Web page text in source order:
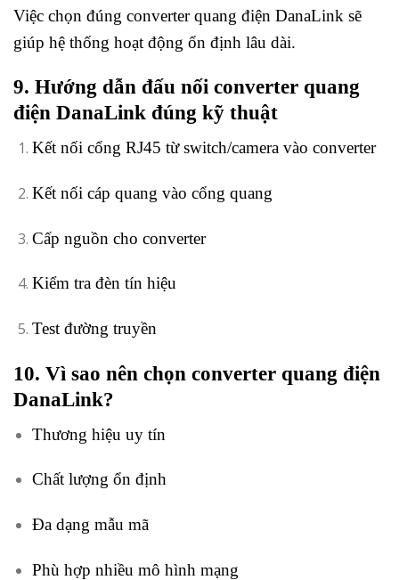
Việc chọn đúng converter quang điện DanaLink sẽ
giúp hệ thống hoạt động ổn định lâu dài.
9. Hướng dẫn đấu nối converter quang
điện DanaLink đúng kỹ thuật
Kết nối cổng RJ45 từ switch/camera vào converter
Kết nối cáp quang vào cổng quang
Cấp nguồn cho converter
Kiểm tra đèn tín hiệu
Test đường truyền
10. Vì sao nên chọn converter quang điện
DanaLink?
Thương hiệu uy tín
Chất lượng ổn định
Đa dạng mẫu mã
Phù hợp nhiều mô hình mạng